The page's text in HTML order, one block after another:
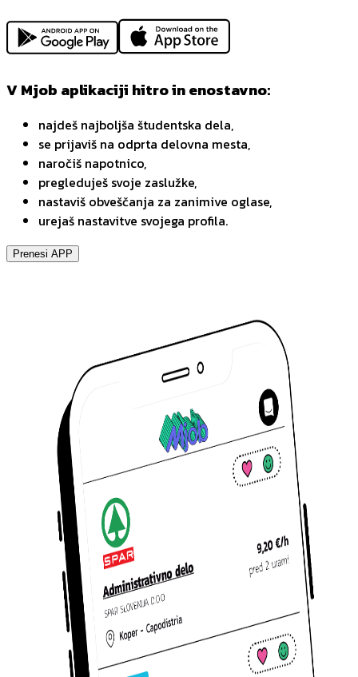
V Mjob aplikaciji hitro in enostavno:
najdeš najboljša študentska dela,
se prijaviš na odprta delovna mesta,
naročiš napotnico,
pregleduješ svoje zaslužke,
nastaviš obveščanja za zanimive oglase,
urejaš nastavitve svojega profila.
Prenesi APP